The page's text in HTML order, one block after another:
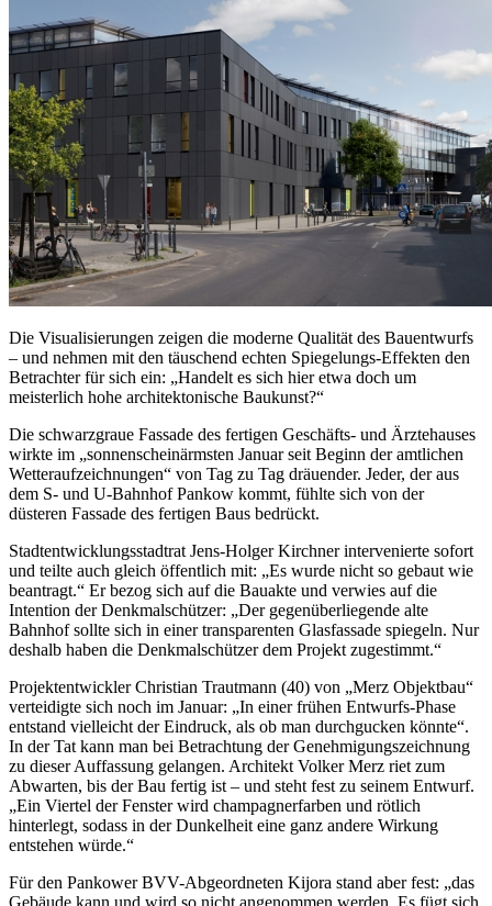
Die Visualisierungen zeigen die moderne Qualität des Bauentwurfs
– und nehmen mit den täuschend echten Spiegelungs-Effekten den
Betrachter für sich ein: „Handelt es sich hier etwa doch um
meisterlich hohe architektonische Baukunst?“
Die schwarzgraue Fassade des fertigen Geschäfts- und Ärztehauses
wirkte im „sonnenscheinärmsten Januar seit Beginn der amtlichen
Wetteraufzeichnungen“ von Tag zu Tag dräuender. Jeder, der aus
dem S- und U-Bahnhof Pankow kommt, fühlte sich von der
düsteren Fassade des fertigen Baus bedrückt.
Stadtentwicklungsstadtrat Jens-Holger Kirchner intervenierte sofort
und teilte auch gleich öffentlich mit: „Es wurde nicht so gebaut wie
beantragt.“ Er bezog sich auf die Bauakte und verwies auf die
Intention der Denkmalschützer: „Der gegenüberliegende alte
Bahnhof sollte sich in einer transparenten Glasfassade spiegeln. Nur
deshalb haben die Denkmalschützer dem Projekt zugestimmt.“
Projektentwickler Christian Trautmann (40) von „Merz Objektbau“
verteidigte sich noch im Januar: „In einer frühen Entwurfs-Phase
entstand vielleicht der Eindruck, als ob man durchgucken könnte“.
In der Tat kann man bei Betrachtung der Genehmigungszeichnung
zu dieser Auffassung gelangen. Architekt Volker Merz riet zum
Abwarten, bis der Bau fertig ist – und steht fest zu seinem Entwurf.
„Ein Viertel der Fenster wird champagnerfarben und rötlich
hinterlegt, sodass in der Dunkelheit eine ganz andere Wirkung
entstehen würde.“
Für den Pankower BVV-Abgeordneten Kijora stand aber fest: „das